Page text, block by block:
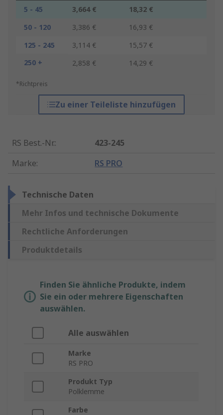
5 - 45 3,664 €
18,32 €
50 - 120
3,386 €
16,93 €
125 - 245
3,114 €
15,57 €
250 +
2,858 € 14,29 €
*Richtpreis
Zu einer Teileliste hinzufügen
RS Best.-Nr.:
423-245
Marke: RS PRO
Technische Daten
Mehr Infos und technische Dokumente
Rechtliche Anforderungen
Produktdetails
Finden Sie ähnliche Produkte, indem
Sie ein oder mehrere Eigenschaften
auswählen.
Alle auswählen
Marke
RS PRO
Produkt Typ
Polklemme
Farbe